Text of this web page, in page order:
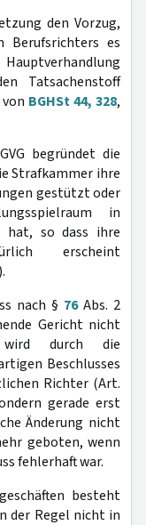
den Vorzug,
Berufsrichters es
Tatsachenstoff
BGHSt 44, 328,
begründet die
Strafkammer ihre
gestützt oder
in
hat, so dass ihre
erscheint
nach § 76Abs. 2
Gericht nicht
durch die
Beschlusses
Richter (Art.
gerade erst
Änderung nicht
geboten, wenn
fehlerhaft war.
besteht
der Regel nicht in